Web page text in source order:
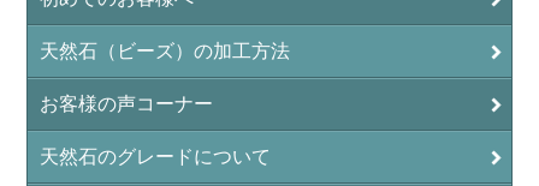
インディアンアゲート(Indian Agate)
エメラルド(emerald/翠玉)
エレスチャル(elestial/骸骨水晶)
天然石（ビーズ）の加工方法
お客様の声コーナー
天然石のグレードについて